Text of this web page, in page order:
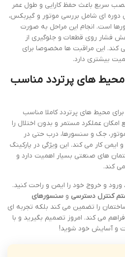
سریع باعث حفظ کارایی و طول عمر
ای شامل بررسی موتور و گیربکس،
است. انجام این مراحل به صورت
فشار روی قطعات و جلوگیری از
کند. این مراقبت ها مخصوصا برای
بیشتری دارد.
های پرتردد مناسب
محیط های پرتردد کاملا مناسب
عملکرد مستمر و بدون اختلال را
جک و سنسورها، درب حتی در
کار می کند. این ویژگی در پارکینگ
های صنعتی بسیار اهمیت دارد و
کند.
ورود و خروج خود را ایمن و راحت کنید.
کنترل دسترسی و سنسورهای
را تضمین می کند بلکه تجربه ای
می کند. امروز تصمیم بگیرید و با
و آسایش خود شوید!